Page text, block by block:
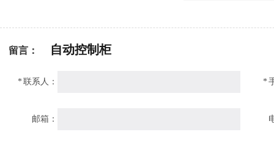
留言： 自动控制柜
*联系人： *
邮箱：